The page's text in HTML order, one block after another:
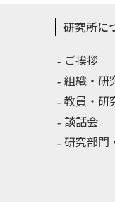
研究所に
ご挨拶
組織・研
教員・研
談話会
研究部門